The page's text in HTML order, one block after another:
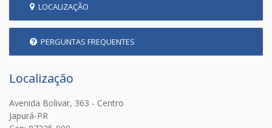
LOCALIZAÇÃO
PERGUNTAS FREQUENTES
Localização
Avenida Bolivar, 363 - Centro
Japurá-PR